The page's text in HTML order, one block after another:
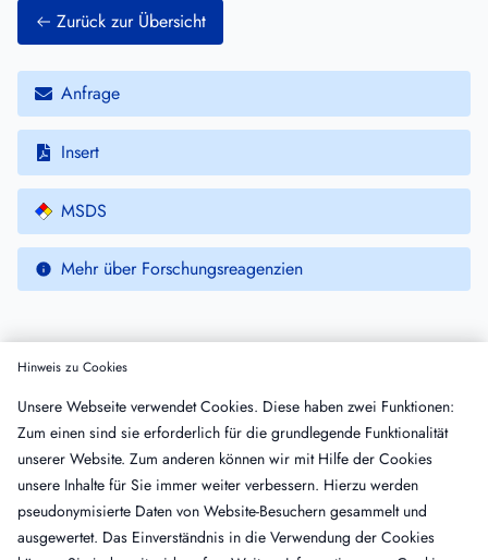
Zurück zur Übersicht
Anfrage
Insert
MSDS
Mehr über Forschungsreagenzien
Weitere Produkte
Name Insert
MSDS
Fibrin Fragment E, Human
PP020A VE: 200 µg
Fibrin Fragment E, Anti-Human, Schaf,
IgG, gereinigt, Peroxidase-konjugiert
Hinweis zu Cookies
Unsere Webseite verwendet Cookies. Diese haben zwei Funktionen:
Zum einen sind sie erforderlich für die grundlegende Funktionalität
unserer Website. Zum anderen können wir mit Hilfe der Cookies
unsere Inhalte für Sie immer weiter verbessern. Hierzu werden
pseudonymisierte Daten von Website-Besuchern gesammelt und
ausgewertet. Das Einverständnis in die Verwendung der Cookies